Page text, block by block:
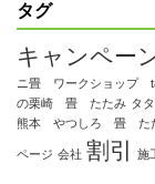
タグ
キャンペー
ニ畳 ワークショップ
の栗崎 畳 たたみ タ
熊本 やつしろ 畳 た
ページ 会社 割引 施